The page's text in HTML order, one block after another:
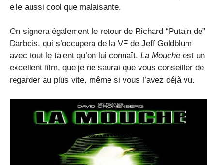
elle aussi cool que malaisante.
On signera également le retour de Richard “Putain de”
Darbois, qui s’occupera de la VF de Jeff Goldblum
avec tout le talent qu’on lui connaît. La Mouche est un
excellent film, que je ne saurai que vous conseiller de
regarder au plus vite, même si vous l’avez déjà vu.